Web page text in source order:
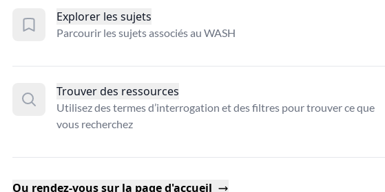
Explorer les sujets
Parcourir les sujets associés au WASH
Trouver des ressources
Utilisez des termes d’interrogation et des filtres pour trouver ce que
vous recherchez
Ou rendez-vous sur la page d'accueil